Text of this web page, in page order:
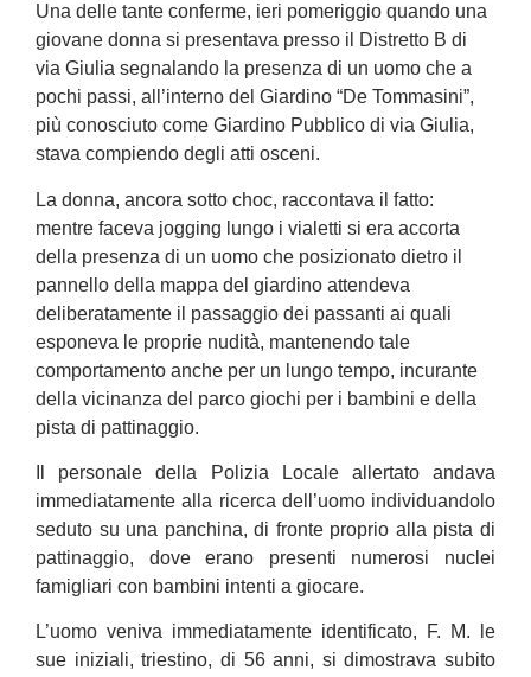
Una delle tante conferme, ieri pomeriggio quando una
giovane donna si presentava presso il Distretto B di
via Giulia segnalando la presenza di un uomo che a
pochi passi, all’interno del Giardino “De Tommasini”,
più conosciuto come Giardino Pubblico di via Giulia,
stava compiendo degli atti osceni.
La donna, ancora sotto choc, raccontava il fatto:
mentre faceva jogging lungo i vialetti si era accorta
della presenza di un uomo che posizionato dietro il
pannello della mappa del giardino attendeva
deliberatamente il passaggio dei passanti ai quali
esponeva le proprie nudità, mantenendo tale
comportamento anche per un lungo tempo, incurante
della vicinanza del parco giochi per i bambini e della
pista di pattinaggio.
Il personale della Polizia Locale allertato andava
immediatamente alla ricerca dell’uomo individuandolo
seduto su una panchina, di fronte proprio alla pista di
pattinaggio, dove erano presenti numerosi nuclei
famigliari con bambini intenti a giocare.
L’uomo veniva immediatamente identificato, F. M. le
sue iniziali, triestino, di 56 anni, si dimostrava subito